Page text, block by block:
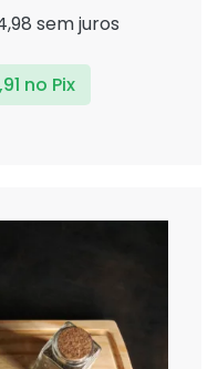
sem juros
no Pix